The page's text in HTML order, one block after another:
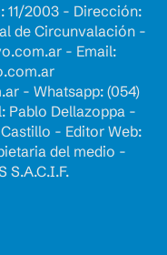
11/2003 - Dirección:
de Circunvalación -
- Email:
- Whatsapp: (054)
Pablo Dellazoppa -
- Editor Web:
del medio -
S.A.C.I.F.